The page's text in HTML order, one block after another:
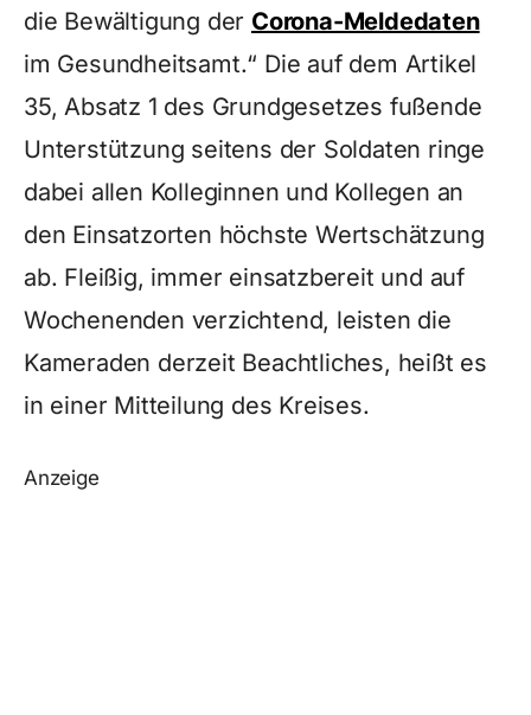
die Bewältigung der Corona-Meldedaten
im Gesundheitsamt.“ Die auf dem Artikel
35, Absatz 1 des Grundgesetzes fußende
Unterstützung seitens der Soldaten ringe
dabei allen Kolleginnen und Kollegen an
den Einsatzorten höchste Wertschätzung
ab. Fleißig, immer einsatzbereit und auf
Wochenenden verzichtend, leisten die
Kameraden derzeit Beachtliches, heißt es
in einer Mitteilung des Kreises.
Anzeige